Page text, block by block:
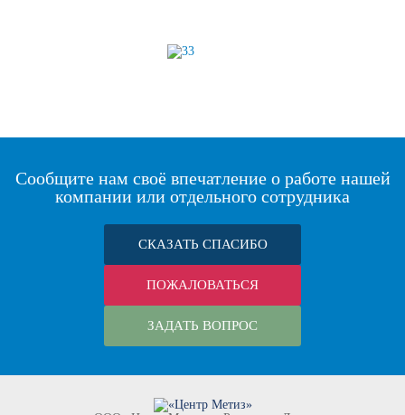
Сообщите нам своё впечатление о работе нашей
компании или отдельного сотрудника
СКАЗАТЬ СПАСИБО
ПОЖАЛОВАТЬСЯ
ЗАДАТЬ ВОПРОС